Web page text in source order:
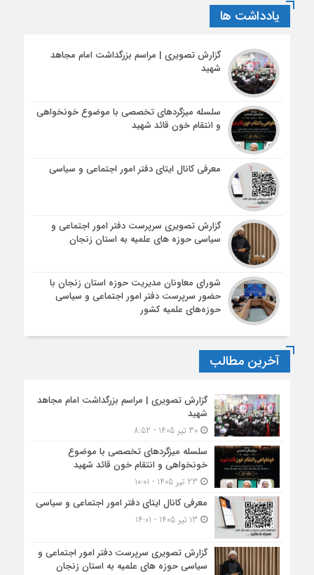
یادداشت ها
گزارش تصویری | مراسم بزرگداشت امام مجاهد
شهید
سلسله میزگردهای تخصصی با موضوع خونخواهی
و انتقام خون قائد شهید
معرفی کانال ایتای دفتر امور اجتماعی و سیاسی
گزارش تصویری سرپرست دفتر امور اجتماعی و
سیاسی حوزه های علمیه به استان زنجان
شورای معاونان مدیریت حوزه استان زنجان با
حضور سرپرست دفتر امور اجتماعی و سیاسی
حوزه‌های علمیه کشور
آخرین مطالب
گزارش تصویری | مراسم بزرگداشت امام مجاهد
شهید
30 تیر 1405 - 8:52
سلسله میزگردهای تخصصی با موضوع
خونخواهی و انتقام خون قائد شهید
معرفی کانال ایتای دفتر امور اجتماعی و سیاسی
گزارش تصویری سرپرست دفتر امور اجتماعی و
سیاسی حوزه های علمیه به استان زنجان